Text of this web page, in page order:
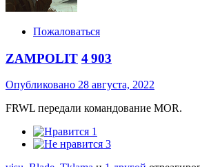
Пожаловаться
ZAMPOLIT 4 903
Опубликовано 28 августа, 2022
FRWL передали командование MOR.
1
3